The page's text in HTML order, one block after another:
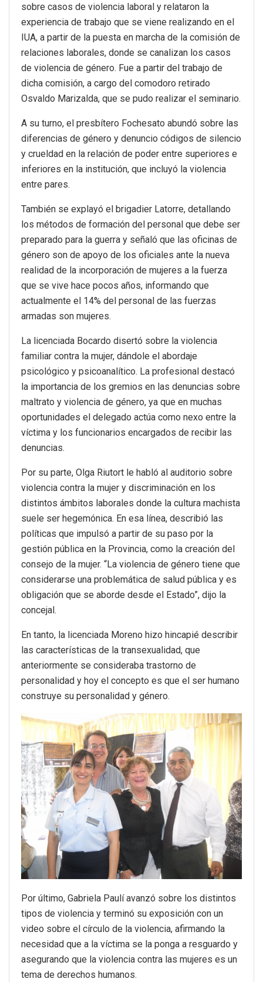
sobre casos de violencia laboral y relataron la
experiencia de trabajo que se viene realizando en el
IUA, a partir de la puesta en marcha de la comisión de
relaciones laborales, donde se canalizan los casos
de violencia de género. Fue a partir del trabajo de
dicha comisión, a cargo del comodoro retirado
Osvaldo Marizalda, que se pudo realizar el seminario.
A su turno, el presbítero Fochesato abundó sobre las
diferencias de género y denuncio códigos de silencio
y crueldad en la relación de poder entre superiores e
inferiores en la institución, que incluyó la violencia
entre pares.
También se explayó el brigadier Latorre, detallando
los métodos de formación del personal que debe ser
preparado para la guerra y señaló que las oficinas de
género son de apoyo de los oficiales ante la nueva
realidad de la incorporación de mujeres a la fuerza
que se vive hace pocos años, informando que
actualmente el 14% del personal de las fuerzas
armadas son mujeres.
La licenciada Bocardo disertó sobre la violencia
familiar contra la mujer, dándole el abordaje
psicológico y psicoanalítico. La profesional destacó
la importancia de los gremios en las denuncias sobre
maltrato y violencia de género, ya que en muchas
oportunidades el delegado actúa como nexo entre la
víctima y los funcionarios encargados de recibir las
denuncias.
Por su parte, Olga Riutort le habló al auditorio sobre
violencia contra la mujer y discriminación en los
distintos ámbitos laborales donde la cultura machista
suele ser hegemónica. En esa línea, describió las
políticas que impulsó a partir de su paso por la
gestión pública en la Provincia, como la creación del
consejo de la mujer. “La violencia de género tiene que
considerarse una problemática de salud pública y es
obligación que se aborde desde el Estado”, dijo la
concejal.
En tanto, la licenciada Moreno hizo hincapié describir
las características de la transexualidad, que
anteriormente se consideraba trastorno de
personalidad y hoy el concepto es que el ser humano
construye su personalidad y género.
Por último, Gabriela Paulí avanzó sobre los distintos
tipos de violencia y terminó su exposición con un
video sobre el círculo de la violencia, afirmando la
necesidad que a la víctima se la ponga a resguardo y
asegurando que la violencia contra las mujeres es un
tema de derechos humanos.